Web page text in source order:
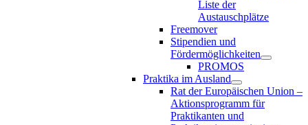
Liste der
Austauschplätze
Freemover
Stipendien und
Fördermöglichkeiten
PROMOS
Praktika im Ausland
Rat der Europäischen Union –
Aktionsprogramm für
Praktikanten und